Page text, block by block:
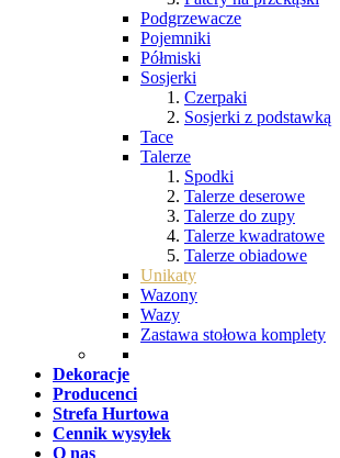
Podgrzewacze
Pojemniki
Półmiski
Sosjerki
Czerpaki
Sosjerki z podstawką
Tace
Talerze
Spodki
Talerze deserowe
Talerze do zupy
Talerze kwadratowe
Talerze obiadowe
Unikaty
Wazony
Wazy
Zastawa stołowa komplety
Dekoracje
Producenci
Strefa Hurtowa
Cennik wysyłek
O nas